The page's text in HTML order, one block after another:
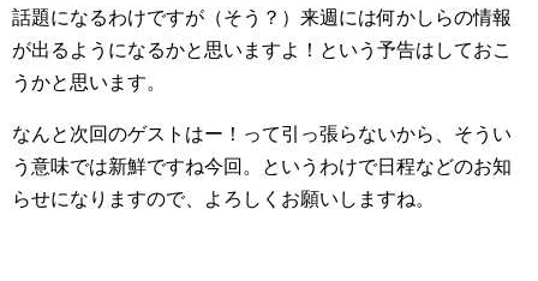
話題になるわけですが（そう？）来週には何かしらの情報
が出るようになるかと思いますよ！という予告はしておこ
うかと思います。
なんと次回のゲストはー！って引っ張らないから、そうい
う意味では新鮮ですね今回。というわけで日程などのお知
らせになりますので、よろしくお願いしますね。